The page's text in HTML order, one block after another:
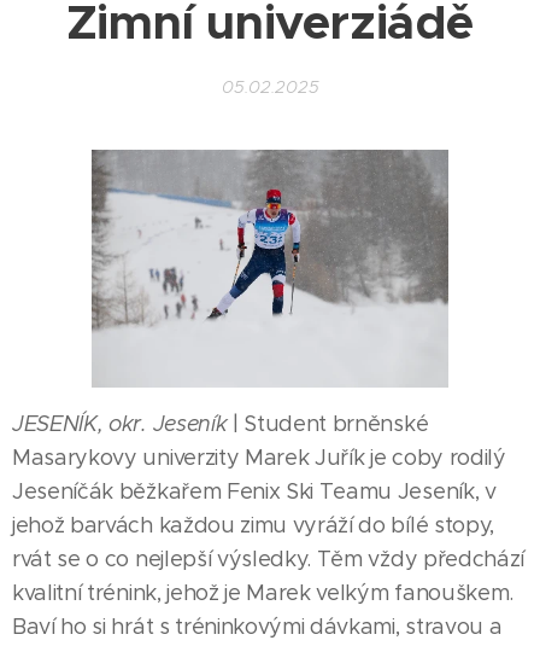
Zimní univerziádě
05.02.2025
JESENÍK, okr. Jeseník
| Student brněnské
Masarykovy univerzity Marek Juřík je coby rodilý
Jeseníčák běžkařem Fenix Ski Teamu Jeseník, v
jehož barvách každou zimu vyráží do bílé stopy,
rvát se o co nejlepší výsledky. Těm vždy předchází
kvalitní trénink, jehož je Marek velkým fanouškem.
Baví ho si hrát s tréninkovými dávkami, stravou a